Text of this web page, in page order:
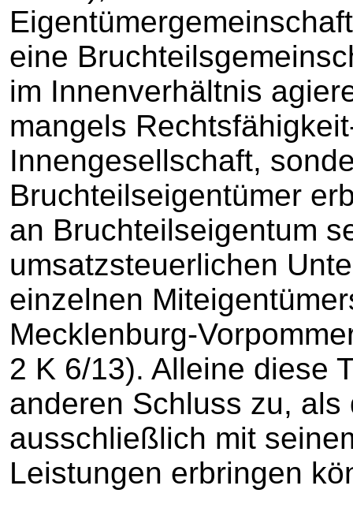
eine
im Innenverhältnis
mangels
Innengesellschaft,
Bruchteilseigentümer
an Bruchteilseigentum
umsatzsteuerlichen
einzelnen
Mecklenburg-
2 K 6/13). Alleine diese
anderen Schluss zu,
ausschließlich mit
Leistungen erbringen